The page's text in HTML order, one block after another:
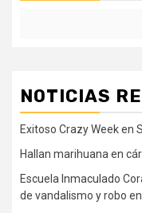
NOTICIAS
Exitoso Crazy Week en
Hallan marihuana en
Escuela Inmaculado
de vandalismo y robo